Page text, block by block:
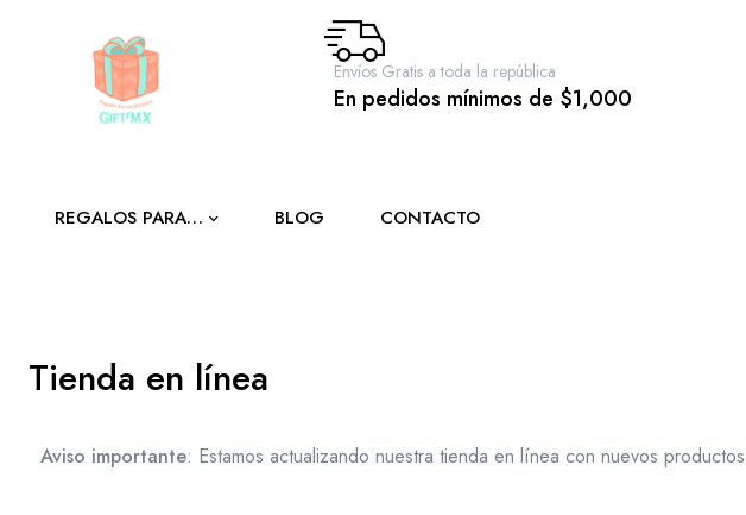
Envíos Gratis a toda la república
En pedidos mínimos de $1,000
REGALOS PARA… BLOG CONTACTO
Tienda en línea
Aviso importante: Estamos actualizando nuestra tienda en línea con nuevos